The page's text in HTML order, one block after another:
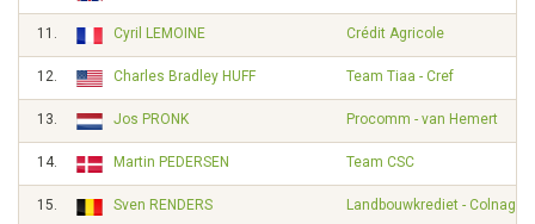
11. Cyril LEMOINE Crédit Agricole
12. Charles Bradley HUFF Team Tiaa - Cref
13. Jos PRONK Procomm - van Hemert
14. Martin PEDERSEN Team CSC
15. Sven RENDERS Landbouwkrediet - Colnago